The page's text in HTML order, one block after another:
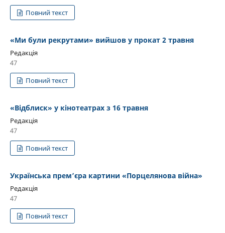
Повний текст
«Ми були рекрутами» вийшов у прокат 2 травня
Редакція
47
Повний текст
«Відблиск» у кінотеатрах з 16 травня
Редакція
47
Повний текст
Українська прем’єра картини «Порцелянова війна»
Редакція
47
Повний текст